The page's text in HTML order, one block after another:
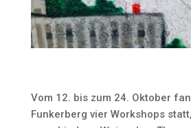
Vom 12. bis zum 24. Oktober
Funkerberg vier Workshops